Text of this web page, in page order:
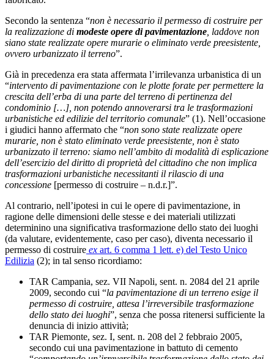
Secondo la sentenza “non è necessario il permesso di costruire per
la realizzazione di modeste opere di pavimentazione , laddove non
siano state realizzate opere murarie o eliminato verde preesistente,
ovvero urbanizzato il terreno”.
Già in precedenza era stata affermata l’irrilevanza urbanistica di un
“intervento di pavimentazione con le plotte forate per permettere la
crescita dell’erba di una parte del terreno di pertinenza del
condominio […], non potendo annoverarsi tra le trasformazioni
urbanistiche ed edilizie del territorio comunale” (1). Nell’occasione
i giudici hanno affermato che “non sono state realizzate opere
murarie, non è stato eliminato verde preesistente, non è stato
urbanizzato il terreno: siamo nell’ambito di modalità di esplicazione
dell’esercizio del diritto di proprietà del cittadino che non implica
trasformazioni urbanistiche necessitanti il rilascio di una
concessione [permesso di costruire – n.d.r.]”.
Al contrario, nell’ipotesi in cui le opere di pavimentazione, in
ragione delle dimensioni delle stesse e dei materiali utilizzati
determinino una significativa trasformazione dello stato dei luoghi
(da valutare, evidentemente, caso per caso), diventa necessario il
permesso di costruire ex art. 6 comma 1 lett. e) del Testo Unico
Edilizia (2); in tal senso ricordiamo:
TAR Campania, sez. VII Napoli, sent. n. 2084 del 21 aprile
2009, secondo cui “la pavimentazione di un terreno esige il
permesso di costruire, attesa l’irreversibile trasformazione
dello stato dei luoghi”, senza che possa ritenersi sufficiente la
denuncia di inizio attività;
TAR Piemonte, sez. I, sent. n. 208 del 2 febbraio 2005,
secondo cui una pavimentazione in battuto di cemento